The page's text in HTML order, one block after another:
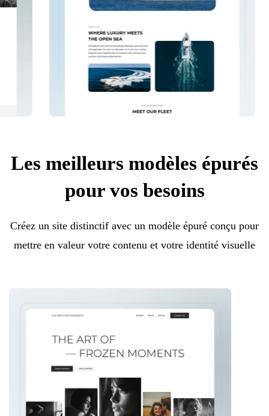
Les meilleurs modèles épurés
pour vos besoins
Créez un site distinctif avec un modèle épuré conçu pour
mettre en valeur votre contenu et votre identité visuelle